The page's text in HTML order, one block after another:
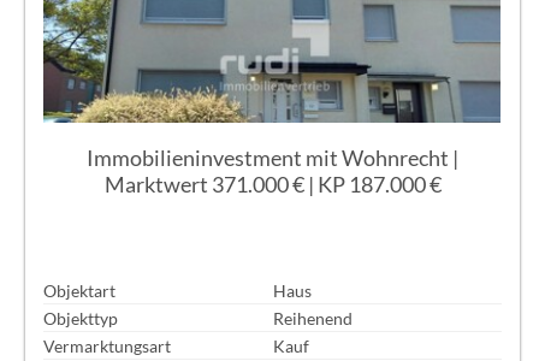
Immobilieninvestment mit Wohnrecht |
Marktwert 371.000 € | KP 187.000 €
Objektart
Haus
Objekttyp
Reihenend
Vermarktungsart
Kauf